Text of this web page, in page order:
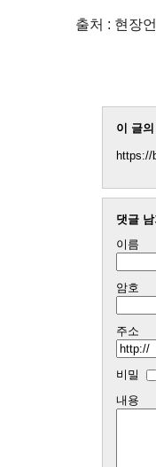
출처 : 현장
이 글
https://
댓글
이름
암호
주소
비밀
내용